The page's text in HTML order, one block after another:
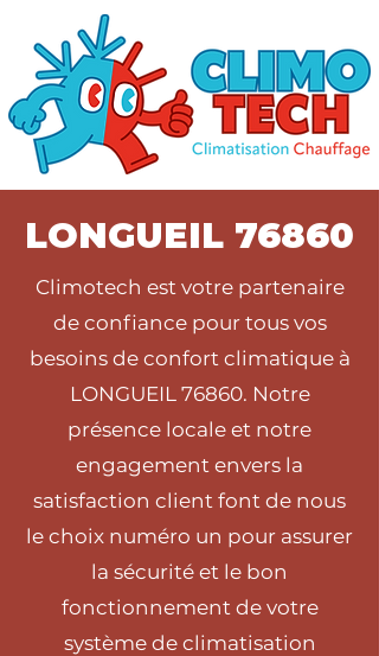
LONGUEIL 76860
Climotech est votre partenaire
de confiance pour tous vos
besoins de confort climatique à
LONGUEIL 76860. Notre
présence locale et notre
engagement envers la
satisfaction client font de nous
le choix numéro un pour assurer
la sécurité et le bon
fonctionnement de votre
système de climatisation